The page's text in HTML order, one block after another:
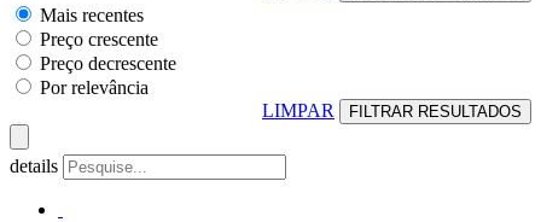
Mais recentes
Preço crescente
Preço decrescente
Por relevância
LIMPAR
details